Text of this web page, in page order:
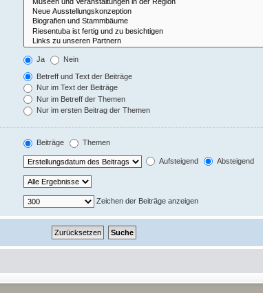
Ja Nein
Betreff und Text der Beiträge
Nur im Text der Beiträge
Nur im Betreff der Themen
Nur im ersten Beitrag der Themen
Beiträge Themen
Aufsteigend Absteigend
Zeichen der Beiträge anzeigen